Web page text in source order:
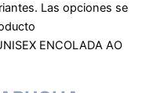
Las opciones se